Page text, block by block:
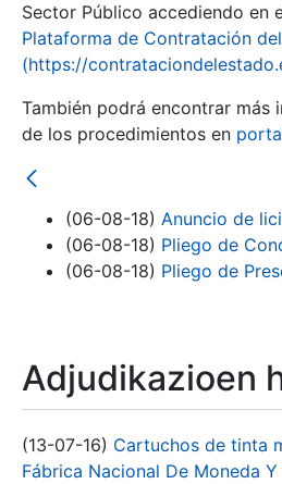
Erakutsi/Ezkutatu
Sector Público accediendo en
Plataforma de Contratación
(https://
También podrá encontrar más
de los procedimientos en
(06-08-18) Anuncio de
(06-08-18) Pliego de
(06-08-18) Pliego de
Adjudikazioen
(13-07-16) Cartuchos de tinta
Fábrica Nacional De Moneda